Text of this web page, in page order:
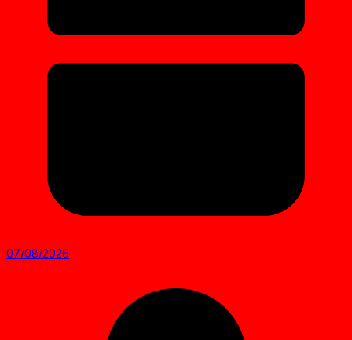
07/08/2026